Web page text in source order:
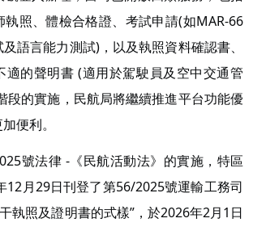
照、體檢合格證、考試申請(如MAR-66
語言能力測試)，以及執照資料確認書、
適的聲明書 (適用於駕駛員及空中交通管
段的實施，民航局將繼續推進平台功能優
便利。
號法律 -《民航活動法》的實施，特區
12月29日刊登了第56/2025號運輸工務司
執照及證明書的式樣”，於2026年2月1日